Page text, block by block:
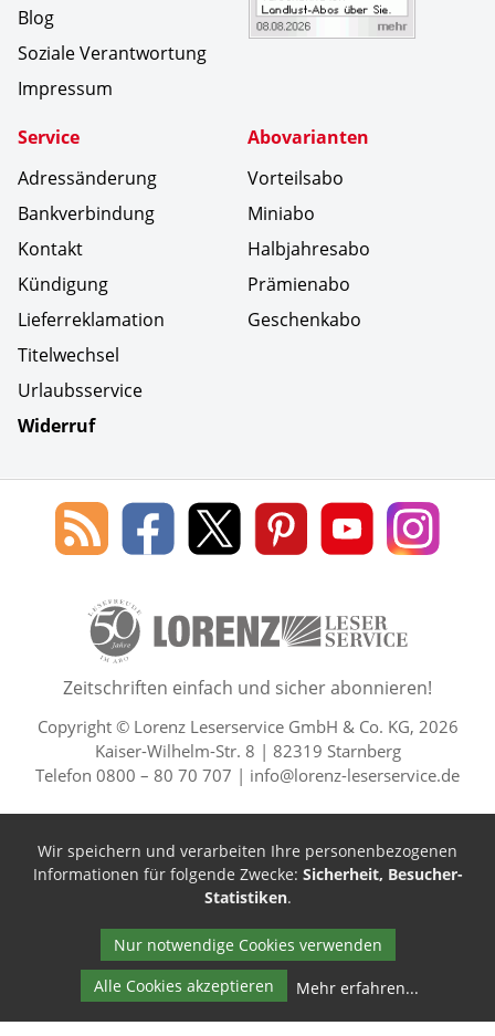
Blog
Soziale Verantwortung
Impressum
Service
Adressänderung
Bankverbindung
Kontakt
Kündigung
Lieferreklamation
Titelwechsel
Urlaubsservice
Widerruf
Abovarianten
Vorteilsabo
Miniabo
Halbjahresabo
Prämienabo
Geschenkabo
Social Media
Blog
des
Leserservice
Lorenz
Leserservice
Lorenz
Leserservice
Lorenz
Leserservice
Lorenz
Leserservice
Lorenz
50 Lesefreude im Abo Jahre
Zeitschriften einfach und sicher abonnieren!
Copyright © Lorenz Leserservice GmbH & Co. KG, 2026
Kaiser-Wilhelm-Str. 8 | 82319 Starnberg
Telefon 0800 – 80 70 707 | info@lorenz-leserservice.de
Wir speichern und verarbeiten Ihre personenbezogenen
Informationen für folgende Zwecke: Sicherheit, Besucher-
Statistiken.
Nur notwendige Cookies verwenden
Alle Cookies akzeptieren
Mehr erfahren...